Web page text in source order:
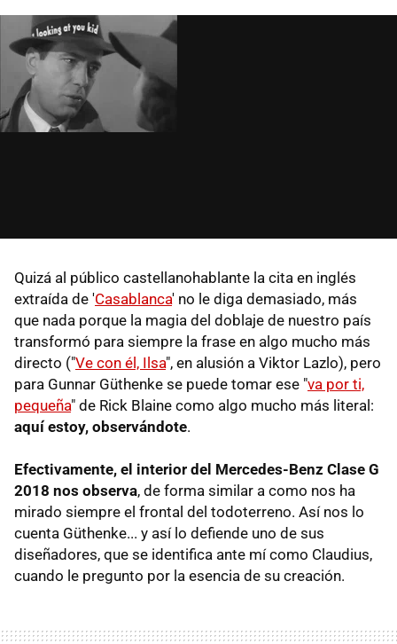
Quizá al público castellanohablante la cita en inglés
extraída de 'Casablanca' no le diga demasiado, más
que nada porque la magia del doblaje de nuestro país
transformó para siempre la frase en algo mucho más
directo ("Ve con él, Ilsa", en alusión a Viktor Lazlo), pero
para Gunnar Güthenke se puede tomar ese "va por ti,
pequeña" de Rick Blaine como algo mucho más literal:
aquí estoy, observándote.
Efectivamente, el interior del Mercedes-Benz Clase G
2018 nos observa, de forma similar a como nos ha
mirado siempre el frontal del todoterreno. Así nos lo
cuenta Güthenke... y así lo defiende uno de sus
diseñadores, que se identifica ante mí como Claudius,
cuando le pregunto por la esencia de su creación.